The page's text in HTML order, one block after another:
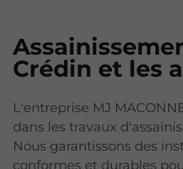
Crédin et les
L'entreprise MJ
dans les travaux
Nous garantissons des
conformes et durables